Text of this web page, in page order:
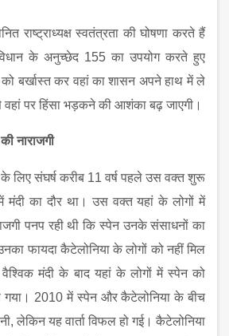
राष्ट्राध्यक्ष स्वतंत्रता की घोषणा करते हैं
के अनुच्छेद 155 का उपयोग करते हुए
बर्खास्त कर वहां का शासन अपने हाथ में ले
पर हिंसा भड़कने की आशंका बढ़ जाएगी।
नाराजगी
लिए संघर्ष करीब 11 वर्ष पहले उस वक्‍त शुरू
मंदी का दौर था। उस वक्‍त यहां के लोगों में
पनप रही थी कि स्‍पेन उनके संसाधनों का
फायदा कैटेलोनिया के लोगों को नहीं मिल
मंदी के बाद यहां के लोगों में स्‍पेन को
गया। 2010 में स्‍पेन और कैटेलोनिया के बीच
लेकिन यह वार्ता विफल हो गई। कैटेलोनिया